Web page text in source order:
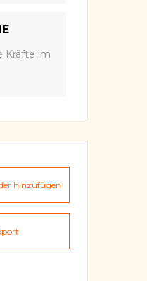
Kräfte im
hinzufügen